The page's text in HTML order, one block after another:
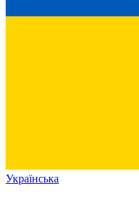
Українська